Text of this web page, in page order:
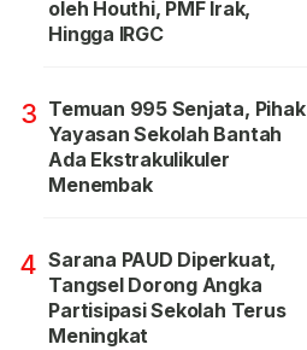
oleh Houthi, PMF Irak,
Hingga IRGC
3 Temuan 995 Senjata, Pihak
Yayasan Sekolah Bantah
Ada Ekstrakulikuler
Menembak
4 Sarana PAUD Diperkuat,
Tangsel Dorong Angka
Partisipasi Sekolah Terus
Meningkat